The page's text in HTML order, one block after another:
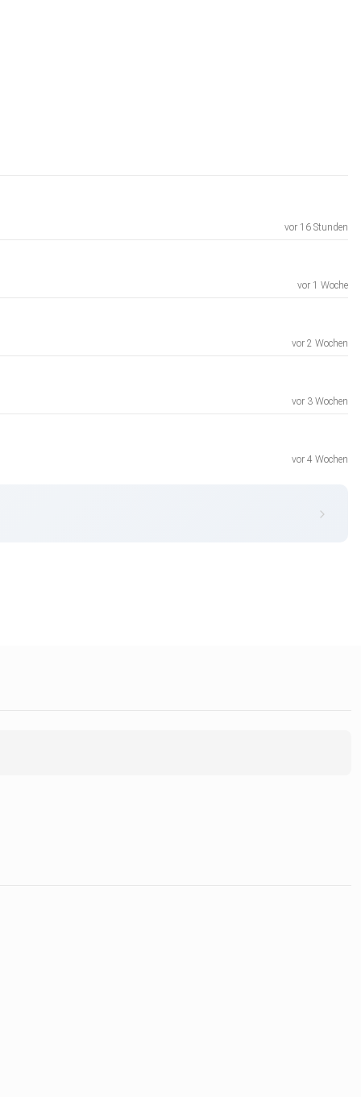
vor 16 Stunden
vor 1 Woche
vor 2 Wochen
vor 3 Wochen
vor 4 Wochen